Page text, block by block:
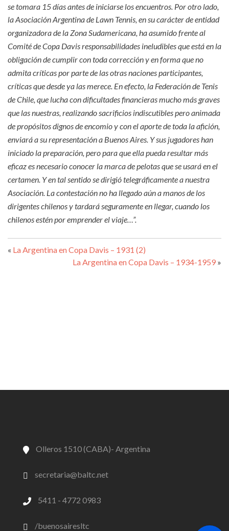
se tomara 15 días antes de iniciarse los encuentros. Por otro lado,
la Asociación Argentina de Lawn Tennis, en su carácter de entidad
organizadora de la Zona Sudamericana, ha asumido frente al
Comité de Copa Davis responsabilidades ineludibles que está en la
obligación de cumplir con toda corrección y en forma que no
admita críticas por parte de las otras naciones participantes,
críticas que desde ya las merece. En efecto, la Federación de Tenis
de Chile, que lucha con dificultades financieras mucho más graves
que las nuestras, realizando sacrificios indiscutibles pero animada
de propósitos dignos de encomio y con el aporte de toda la afición,
enviará a su representación a Buenos Aires. Y sus jugadores han
iniciado la preparación, pero para que ella pueda resultar más
eficaz es necesario conocer la marca de pelotas que se usará en el
certamen. Y en tal sentido se dirigió telegráficamente a nuestra
Asociación. La contestación no ha llegado aún a manos de los
dirigentes chilenos y tardará seguramente en llegar, cuando los
chilenos estén por emprender el viaje…”.
« La Argentina en Copa Davis – 1931 (2)
La Argentina en Copa Davis – 1934-1959 »
Olleros 1510 (CABA)- Argentina
secretaria@baltc.net
5411 - 4772 0983
/buenosairesltc